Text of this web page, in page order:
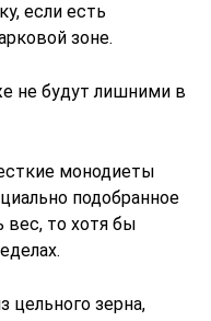
если есть
зоне.
не будут лишними в
монодиеты
подобранное
вес, то хотя бы
цельного зерна,